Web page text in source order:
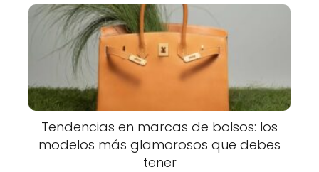
Tendencias en marcas de bolsos: los
modelos más glamorosos que debes
tener